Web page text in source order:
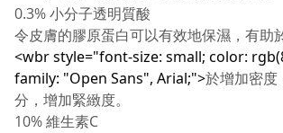
0.3% 小分子透明質酸
令皮膚的膠原蛋白可以有效地保濕，有助
<wbr style="font-size: small; color:
family: "Open Sans", Arial;">於增加密度
分，增加緊緻度。
10% 維生素C